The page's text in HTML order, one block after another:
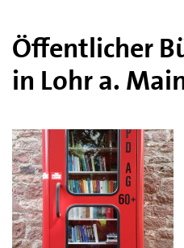
Öffentlicher
in Lohr a.